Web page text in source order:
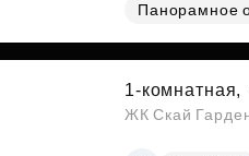
Панорамное
1-комнатная,
ЖК Скай